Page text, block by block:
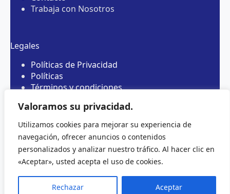
Valoramos su privacidad.
Utilizamos cookies para mejorar su experiencia de
navegación, ofrecer anuncios o contenidos
personalizados y analizar nuestro tráfico. Al hacer clic en
«Aceptar», usted acepta el uso de cookies.
Rechazar Aceptar
Trabaja con Nosotros
Legales
Políticas de Privacidad
Políticas
Términos y condiciones